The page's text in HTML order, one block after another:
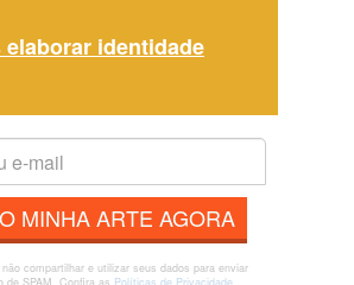
elaborar identidade
MINHA ARTE AGORA
compartilhar e utilizar seus dados para enviar